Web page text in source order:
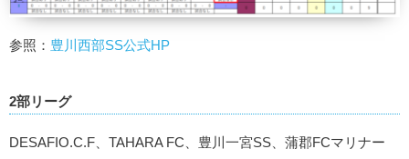
参照： 豊川西部SS公式HP
2部リーグ
DESAFIO.C.F、TAHARA FC、豊川一宮SS、蒲郡FCマリナー